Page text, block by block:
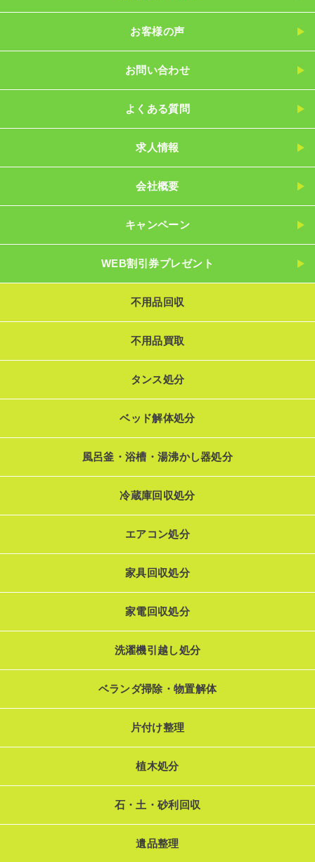
お客様の声
お問い合わせ
よくある質問
求人情報
会社概要
キャンペーン
WEB割引券プレゼント
不用品回収
不用品買取
タンス処分
ベッド解体処分
風呂釜・浴槽・湯沸かし器処分
冷蔵庫回収処分
エアコン処分
家具回収処分
家電回収処分
洗濯機引越し処分
ベランダ掃除・物置解体
片付け整理
植木処分
石・土・砂利回収
遺品整理